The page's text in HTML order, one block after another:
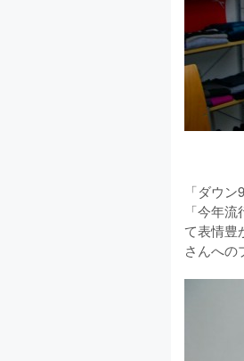
「ダウ
「今年
て表情豊
さんへの